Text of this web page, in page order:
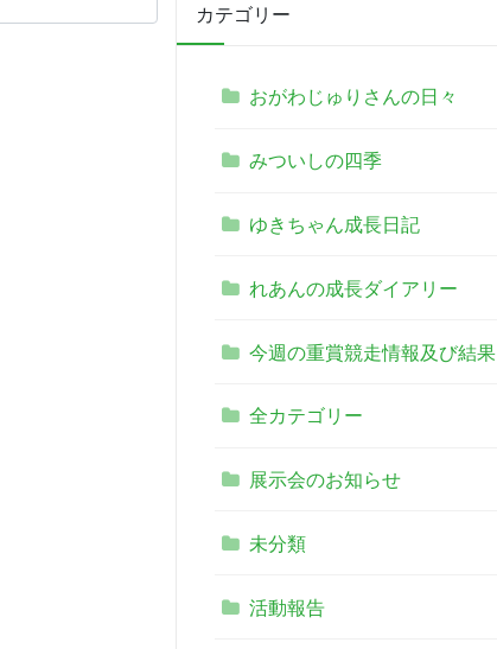
カテゴリー
おがわじゅりさんの日々
みついしの四季
ゆきちゃん成長日記
れあんの成長ダイアリー
今週の重賞競走情報及び結果
全カテゴリー
展示会のお知らせ
未分類
活動報告